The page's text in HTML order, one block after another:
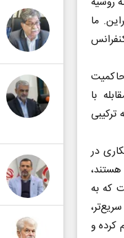
ما
با
ترکیبی
در
که به
کرده و